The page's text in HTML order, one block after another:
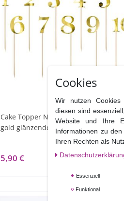
Cake Topper Nummern 11-teilig aus
gold glänzendem Karton
5,90 €
Cookies
Wir nutzen
diesen sind
Website und Ihre
Informationen zu
Ihren Rechten als
Essenziell
Funktional